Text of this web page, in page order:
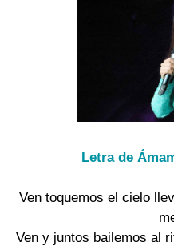
Letra de
Ven toquemos el cielo
Ven y juntos bailemos al